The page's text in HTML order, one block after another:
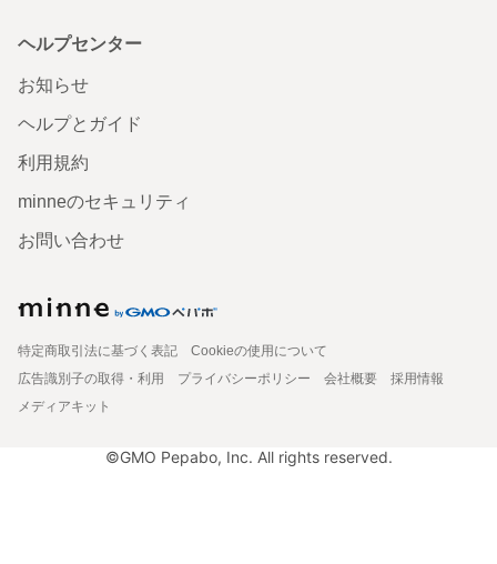
ヘルプセンター
お知らせ
ヘルプとガイド
利用規約
minneのセキュリティ
お問い合わせ
特定商取引法に基づく表記
Cookieの使用について
広告識別子の取得・利用
プライバシーポリシー 会社概要
採用情報
メディアキット
©GMO Pepabo, Inc. All rights reserved.